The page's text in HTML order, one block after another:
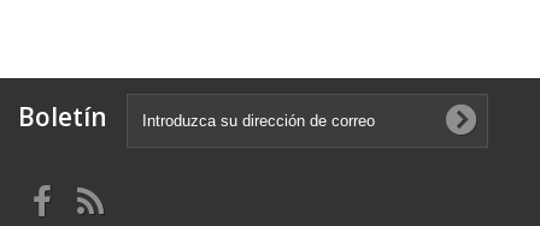
Boletín